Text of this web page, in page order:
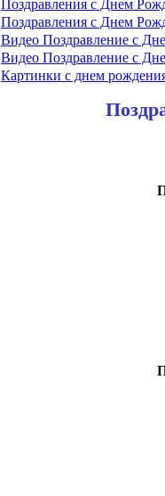
Поздравления с Днем
Поздравления с Днем
Видео Поздравление с
Видео Поздравление с
Картинки с днем